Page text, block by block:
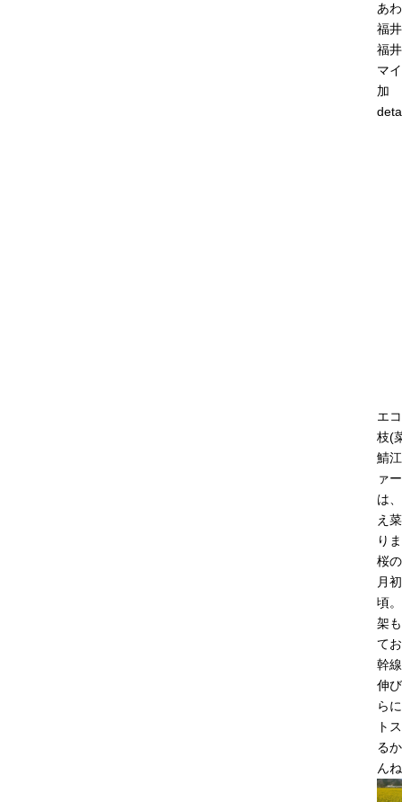
あ
福
福
マ
加
エ
枝(
鯖
ァ
は
え
り
桜
月
頃
架
て
幹
伸
ら
ト
る
ん